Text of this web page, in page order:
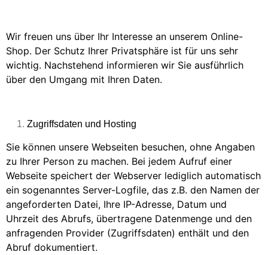
Wir freuen uns über Ihr Interesse an unserem Online-
Shop. Der Schutz Ihrer Privatsphäre ist für uns sehr
wichtig. Nachstehend informieren wir Sie ausführlich
über den Umgang mit Ihren Daten.
Zugriffsdaten und Hosting
Sie können unsere Webseiten besuchen, ohne Angaben
zu Ihrer Person zu machen. Bei jedem Aufruf einer
Webseite speichert der Webserver lediglich automatisch
ein sogenanntes Server-Logfile, das z.B. den Namen der
angeforderten Datei, Ihre IP-Adresse, Datum und
Uhrzeit des Abrufs, übertragene Datenmenge und den
anfragenden Provider (Zugriffsdaten) enthält und den
Abruf dokumentiert.